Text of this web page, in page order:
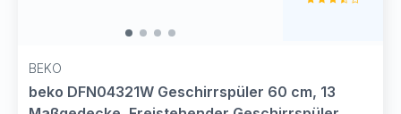
BEKO
beko DFN04321W Geschirrspüler 60 cm, 13